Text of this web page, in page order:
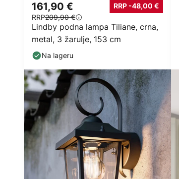
161,90 €
RRP209,90 €
RRP -48,00 €
Lindby podna lampa Tiliane, crna,
metal, 3 žarulje, 153 cm
Na lageru